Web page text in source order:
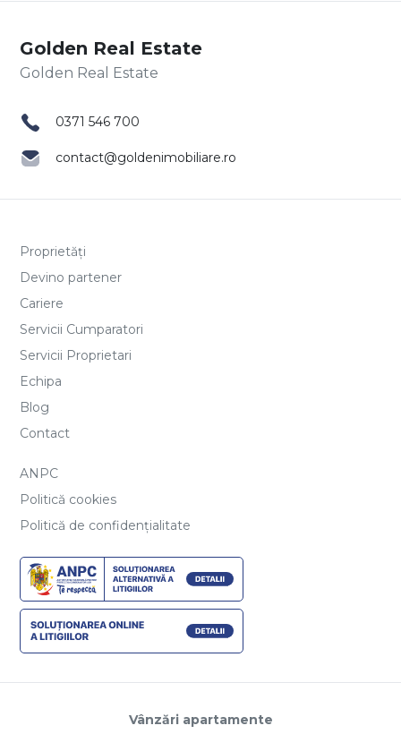
Golden Real Estate
0371 546 700
contact@goldenimobiliare.ro
Proprietăți
Devino partener
Cariere
Servicii Cumparatori
Servicii Proprietari
Echipa
Blog
Contact
ANPC
Politică cookies
Politică de confidențialitate
Vânzări apartamente